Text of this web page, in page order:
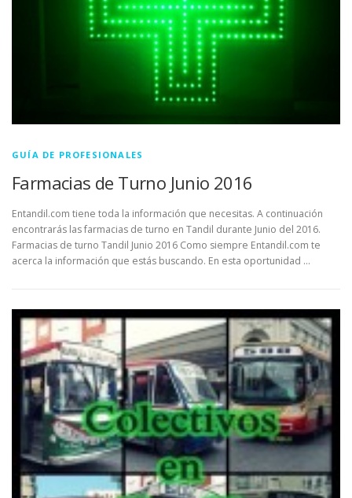
GUÍA DE PROFESIONALES
Farmacias de Turno Junio 2016
Entandil.com tiene toda la información que necesitas. A continuación
encontrarás las farmacias de turno en Tandil durante Junio del 2016.
Farmacias de turno Tandil Junio 2016 Como siempre Entandil.com te
acerca la información que estás buscando. En esta oportunidad …